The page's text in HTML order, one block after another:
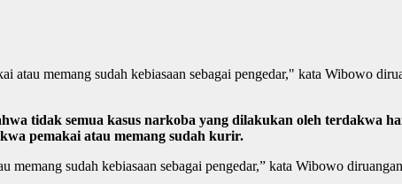
atau memang sudah kebiasaan sebagai pengedar," kata Wibowo
tidak semua kasus narkoba yang dilakukan oleh terdakwa
pemakai atau memang sudah kurir.
memang sudah kebiasaan sebagai pengedar,” kata Wibowo